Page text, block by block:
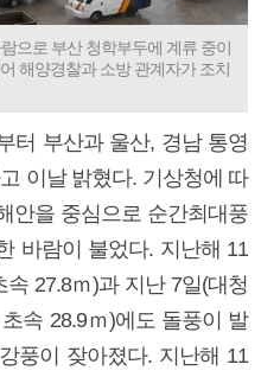
으로 부산 청학부두에 계류 중이
해양경찰과 소방 관계자가 조치
터 부산과 울산, 경남 통영
이날 밝혔다. 기상청에 따
안을 중심으로 순간최대풍
바람이 불었다. 지난해 11
27.8ｍ)과 지난 7일(대청
속 28.9ｍ)에도 돌풍이 발
풍이 잦아졌다. 지난해 11